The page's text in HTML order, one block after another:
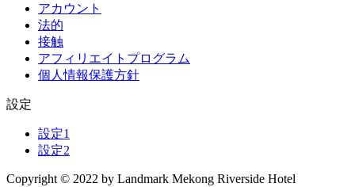
アカウント
法的
接触
アフィリエイトプログラム
個人情報保護方針
設定
設定1
設定2
Copyright © 2022 by Landmark Mekong Riverside Hotel